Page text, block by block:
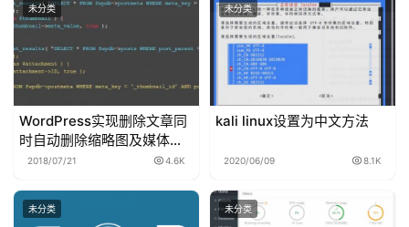
旗下产品的平台与付费推广不一样，他们不属于推广，而是
直接优先展示他们网站的排名。展现的形式还是与普通网站
自然排名展现的形式一样。
但是这种阿拉丁通道的排名也是有规则的，第一他们没有收
录规则，基本是审核通过的内容直接收录，所以收不收录就
看你的内容是否会审核。但是他们的排名是有规则的，也的
求。
未分类
WordPress实现删除文章同
时自动删除缩略图及媒体库
图片附件教程
2018/07/21 4.6K
未分类
kali linux设置为中文方法
2020/06/09 8.1K
未分类 未分类